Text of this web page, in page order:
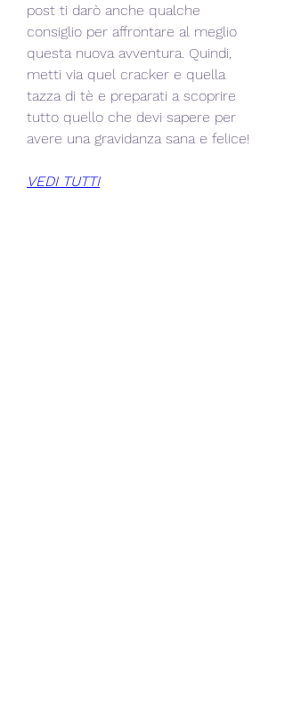
post ti darò anche qualche
consiglio per affrontare al meglio
questa nuova avventura. Quindi,
metti via quel cracker e quella
tazza di tè e preparati a scoprire
tutto quello che devi sapere per
avere una gravidanza sana e felice!
VEDI TUTTI